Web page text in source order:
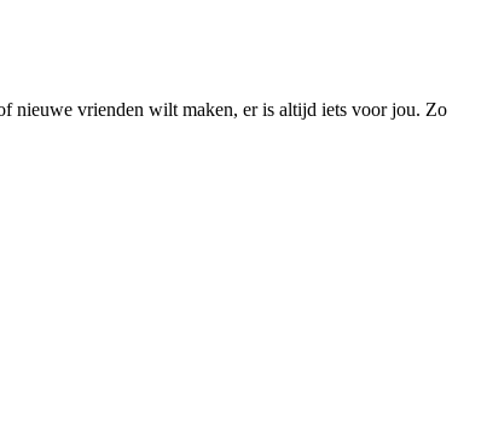
nieuwe vrienden wilt maken, er is altijd iets voor jou. Zo